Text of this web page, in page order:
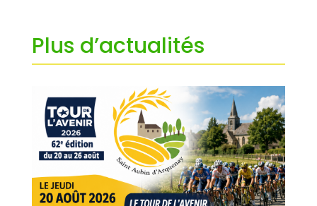
Plus d’actualités